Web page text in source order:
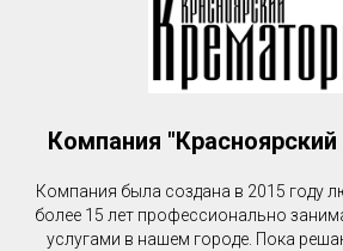
Компания
Компания была создана в 2015 году
более 15 лет профессионально
услугами в нашем городе. Пока